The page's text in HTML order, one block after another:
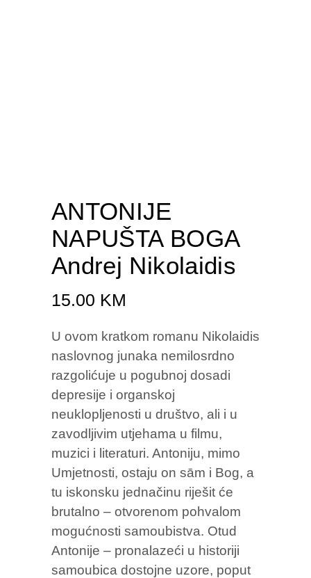
ANTONIJE
NAPUŠTA BOGA
Andrej Nikolaidis
15.00 KM
U ovom kratkom romanu Nikolaidis
naslovnog junaka nemilosrdno
razgolićuje u pogubnoj dosadi
depresije i organskoj
neuklopljenosti u društvo, ali i u
zavodljivim utjehama u filmu,
muzici i literaturi. Antoniju, mimo
Umjetnosti, ostaju on sām i Bog, a
tu iskonsku jednačinu riješit će
brutalno – otvorenom pohvalom
mogućnosti samoubistva. Otud
Antonije – pronalazeći u historiji
samoubica dostojne uzore, poput